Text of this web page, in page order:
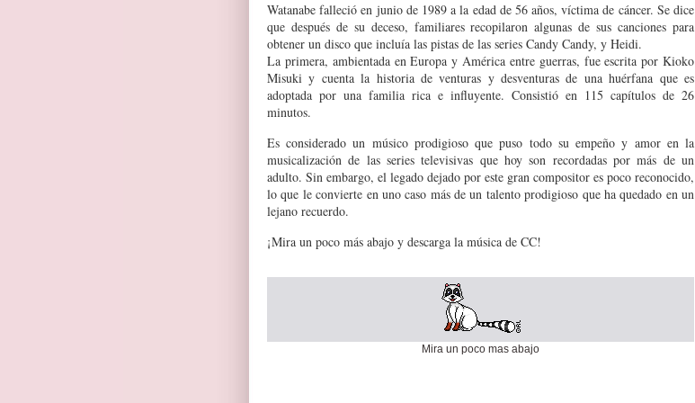
Watanabe falleció en junio de 1989 a la edad de 56 años, víctima de cáncer. Se dice
que después de su deceso, familiares recopilaron algunas de sus canciones para
obtener un disco que incluía las pistas de las series Candy Candy, y Heidi.
La primera, ambientada en Europa y América entre guerras, fue escrita por Kioko
Misuki y cuenta la historia de venturas y desventuras de una huérfana que es
adoptada por una familia rica e influyente. Consistió en 115 capítulos de 26
minutos.
Es considerado un músico prodigioso que puso todo su empeño y amor en la
musicalización de las series televisivas que hoy son recordadas por más de un
adulto. Sin embargo, el legado dejado por este gran compositor es poco reconocido,
lo que le convierte en uno caso más de un talento prodigioso que ha quedado en un
lejano recuerdo.
¡Mira un poco más abajo y descarga la música de CC!
Mira un poco mas abajo